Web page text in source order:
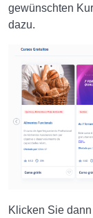
gewünschten
dazu.
Klicken Sie